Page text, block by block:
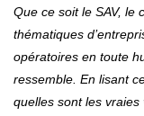
Que ce soit le SAV, le
thématiques
opératoires en toute
ressemble. En lisant
quelles sont les